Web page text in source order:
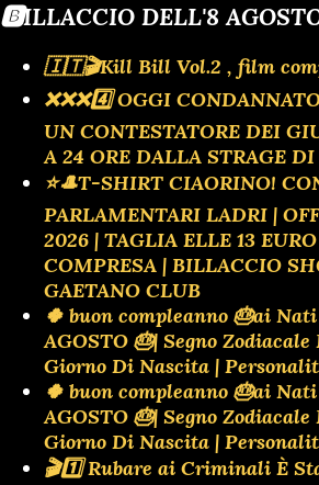
🅱️ILLACCIO DELL'8
🇮🇹🎬Kill Bill Vol.2 , film
❌️❌️❌️4️⃣ OGGI
UN CONTESTATORE DEI
A 24 ORE DALLA STRAGE
⭐🎩T-SHIRT CIAORINO!
PARLAMENTARI LADRI |
2026 | TAGLIA ELLE 13
COMPRESA | BILLACCIO
GAETANO CLUB
🍀 buon compleanno 🎂ai
AGOSTO 🎂| Segno
Giorno Di Nascita |
🍀 buon compleanno 🎂ai
AGOSTO 🎂| Segno
Giorno Di Nascita |
🎬1️⃣ Rubare ai Criminali È